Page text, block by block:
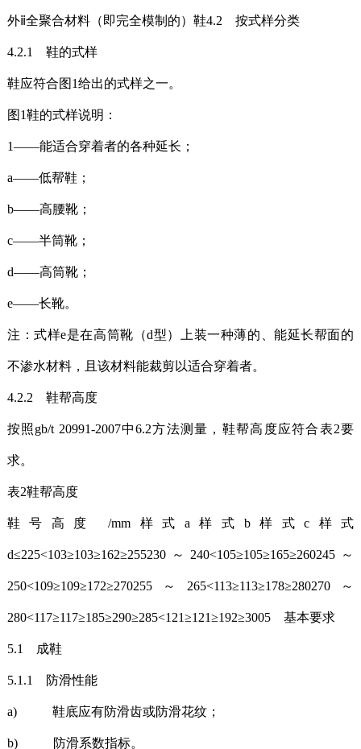
外ⅱ全聚合材料（即完全模制的）鞋4.2 按式样分类
4.2.1 鞋的式样
鞋应符合图1给出的式样之一。
图1鞋的式样说明：
1——能适合穿着者的各种延长；
a——低帮鞋；
b——高腰靴；
c——半筒靴；
d——高筒靴；
e——长靴。
注：式样e是在高筒靴（d型）上装一种薄的、能延长帮面的
不渗水材料，且该材料能裁剪以适合穿着者。
4.2.2 鞋帮高度
按照gb/t 20991-2007中6.2方法测量，鞋帮高度应符合表2要
求。
表2鞋帮高度
鞋号高度 /mm样式a样式b样式c样式
d≤225<103≥103≥162≥255230～240<105≥105≥165≥260245～
250<109≥109≥172≥270255～265<113≥113≥178≥280270～
280<117≥117≥185≥290≥285<121≥121≥192≥3005 基本要求
5.1 成鞋
5.1.1 防滑性能
a) 鞋底应有防滑齿或防滑花纹；
b) 防滑系数指标。